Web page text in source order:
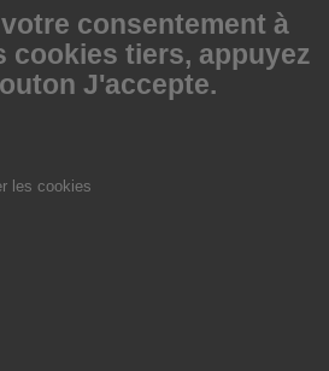
consentement à
cookies tiers, appuyez
J'accepte.
les cookies